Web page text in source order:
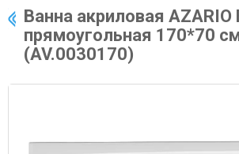
Ванна акриловая AZARIO
прямоугольная 170*70
(AV.0030170)